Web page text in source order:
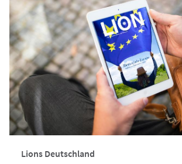
Lions Deutschland